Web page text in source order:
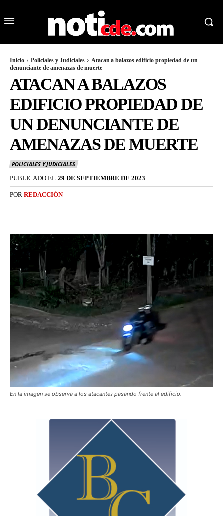
Inicio Policiales y Judiciales
Atacan a balazos edificio propiedad de un
denunciante de amenazas de muerte
ATACAN A BALAZOS
EDIFICIO PROPIEDAD DE
UN DENUNCIANTE DE
AMENAZAS DE MUERTE
POLICIALES Y JUDICIALES
PUBLICADO EL 29 DE SEPTIEMBRE DE 2023
POR REDACCIÓN
En la imagen se observa a los atacantes pasando frente al edificio.